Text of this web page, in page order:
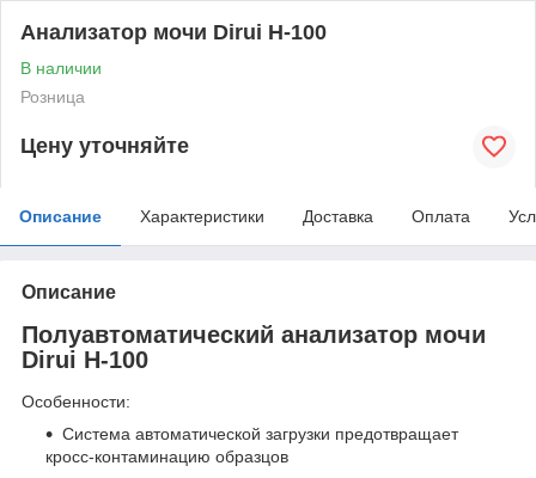
Анализатор мочи Dirui H-100
В наличии
Розница
Цену уточняйте
Описание Характеристики Доставка Оплата
Описание
Полуавтоматический анализатор мочи
Dirui H-100
Особенности:
Система автоматической загрузки предотвращает
кросс-контаминацию образцов